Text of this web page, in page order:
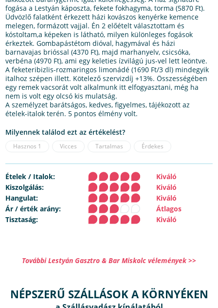
fogása a Lestyán káposzta, fekete fokhagyma, torma (5870 Ft).
Üdvözlő falatként érkezett házi kovászos kenyérke kemence
melegen, formázott vajjal. Én 2 előételt választottam és
kóstoltam,a képeken is látható, milyen különleges fogások
érkeztek. Gombapástétom dióval, hagymával és házi
barnavajas brióssal (4370 Ft), majd marhanyelv, csicsóka,
verbéna (4970 Ft), ami egy keleties ízvilágú jus-vel lett leöntve.
A feketeribizlis-rozmaringos limonádé (1690 Ft/3 dl) mindegyik
italhoz szépen illett. Kötelező szervizdíj +13%. Összességében
egy remek vacsorát volt alkalmunk itt elfogyasztani, még ha
nem is volt egy olcsó kis mulatság.
A személyzet barátságos, kedves, figyelmes, tájékozott az
ételek-italok terén. 5 pontos élmény volt.
Milyennek találod ezt az értékelést?
Hasznos 1 Vicces Tartalmas Érdekes
Ételek / Italok:
Kiváló
Kiszolgálás:
Kiváló
Hangulat:
Kiváló
Ár / érték arány:
Átlagos
Tisztaság:
Kiváló
További Lestyán Gasztro & Bar Miskolc vélemények >>
NÉPSZERŰ SZÁLLÁSOK A KÖRNYÉKEN